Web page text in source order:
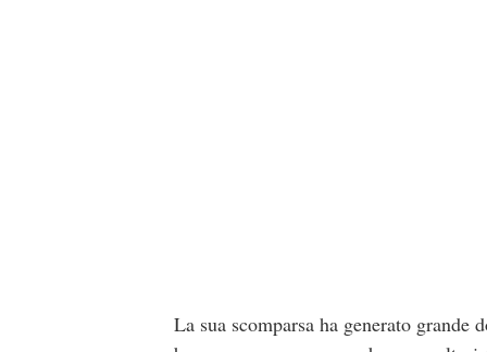
La sua scomparsa ha generato grande